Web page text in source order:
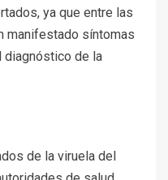
ya que entre las
manifestado síntomas
diagnóstico de la
de la viruela del